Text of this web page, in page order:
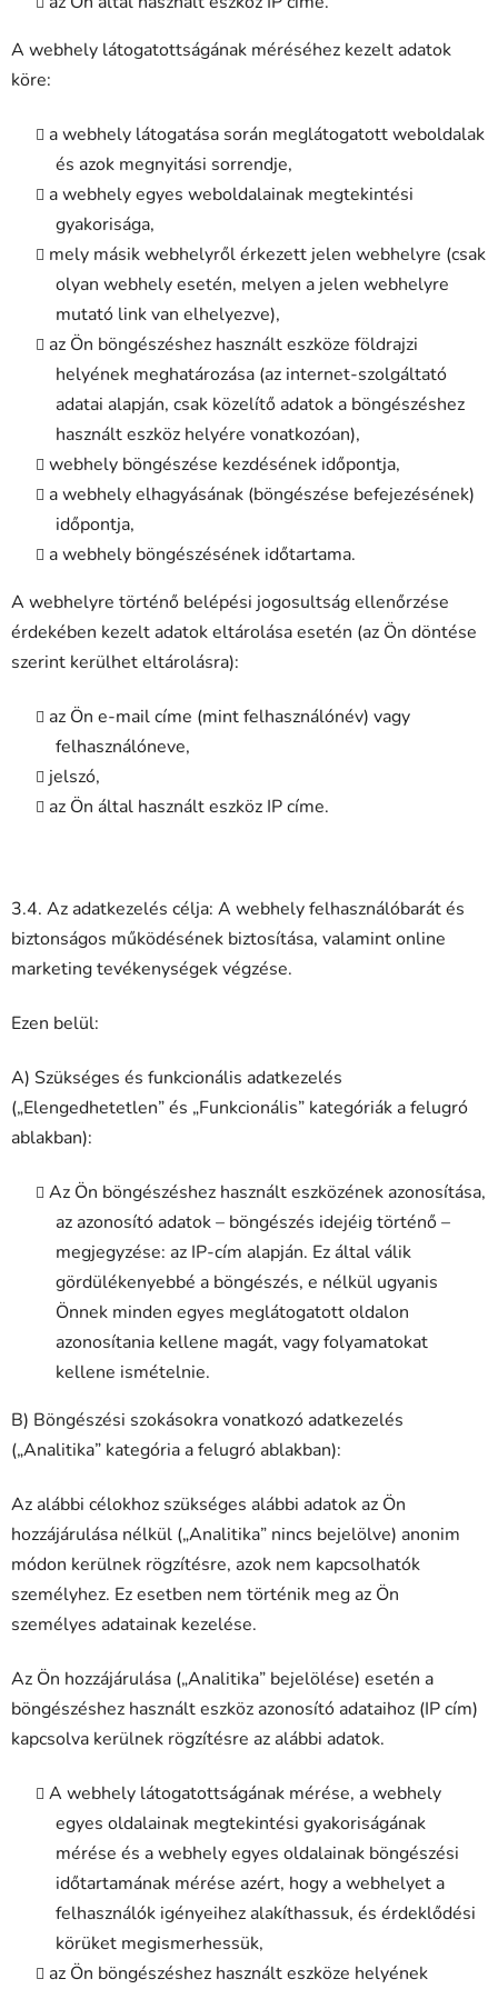
A webhely látogatottságának méréséhez kezelt adatok
köre:
a webhely látogatása során meglátogatott weboldalak
és azok megnyitási sorrendje,
a webhely egyes weboldalainak megtekintési
gyakorisága,
mely másik webhelyről érkezett jelen webhelyre (csak
olyan webhely esetén, melyen a jelen webhelyre
mutató link van elhelyezve),
az Ön böngészéshez használt eszköze földrajzi
helyének meghatározása (az internet-szolgáltató
adatai alapján, csak közelítő adatok a böngészéshez
használt eszköz helyére vonatkozóan),
webhely böngészése kezdésének időpontja,
a webhely elhagyásának (böngészése befejezésének)
időpontja,
a webhely böngészésének időtartama.
A webhelyre történő belépési jogosultság ellenőrzése
érdekében kezelt adatok eltárolása esetén (az Ön döntése
szerint kerülhet eltárolásra):
az Ön e-mail címe (mint felhasználónév) vagy
felhasználóneve,
jelszó,
az Ön által használt eszköz IP címe.
3.4. Az adatkezelés célja: A webhely felhasználóbarát és
biztonságos működésének biztosítása, valamint online
marketing tevékenységek végzése.
Ezen belül:
A) Szükséges és funkcionális adatkezelés
(„Elengedhetetlen” és „Funkcionális” kategóriák a felugró
ablakban):
Az Ön böngészéshez használt eszközének azonosítása,
az azonosító adatok – böngészés idejéig történő –
megjegyzése: az IP-cím alapján. Ez által válik
gördülékenyebbé a böngészés, e nélkül ugyanis
Önnek minden egyes meglátogatott oldalon
azonosítania kellene magát, vagy folyamatokat
kellene ismételnie.
B) Böngészési szokásokra vonatkozó adatkezelés
(„Analitika” kategória a felugró ablakban):
Az alábbi célokhoz szükséges alábbi adatok az Ön
hozzájárulása nélkül („Analitika” nincs bejelölve) anonim
módon kerülnek rögzítésre, azok nem kapcsolhatók
személyhez. Ez esetben nem történik meg az Ön
személyes adatainak kezelése.
Az Ön hozzájárulása („Analitika” bejelölése) esetén a
böngészéshez használt eszköz azonosító adataihoz (IP cím)
kapcsolva kerülnek rögzítésre az alábbi adatok.
A webhely látogatottságának mérése, a webhely
egyes oldalainak megtekintési gyakoriságának
mérése és a webhely egyes oldalainak böngészési
időtartamának mérése azért, hogy a webhelyet a
felhasználók igényeihez alakíthassuk, és érdeklődési
körüket megismerhessük,
az Ön böngészéshez használt eszköze helyének